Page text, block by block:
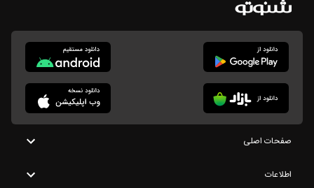
صفحات اصلی
اطلاعات